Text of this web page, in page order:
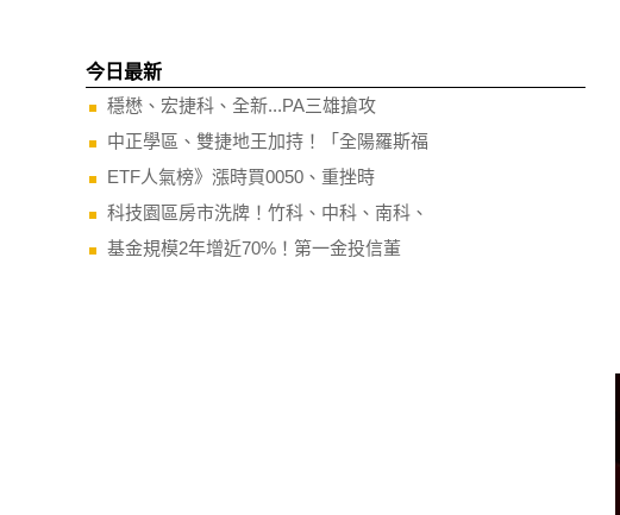
今日最新
穩懋、宏捷科、全新...PA三雄搶攻
中正學區、雙捷地王加持！「全陽羅斯福
ETF人氣榜》漲時買0050、重挫時
科技園區房市洗牌！竹科、中科、南科、
基金規模2年增近70%！第一金投信董